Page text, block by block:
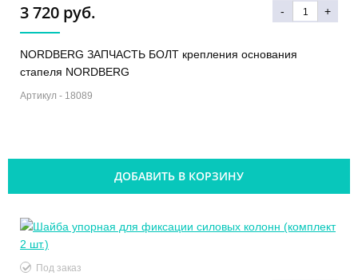
3 720 руб. - +
NORDBERG ЗАПЧАСТЬ БОЛТ крепления основания
стапеля NORDBERG
Артикул - 18089
ДОБАВИТЬ В КОРЗИНУ
Под заказ